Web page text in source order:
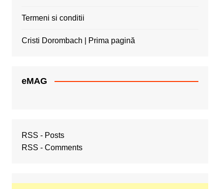
Termeni si conditii
Cristi Dorombach | Prima pagină
eMAG
RSS - Posts
RSS - Comments